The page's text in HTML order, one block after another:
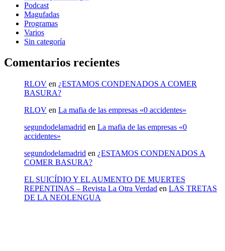
Podcast
Magufadas
Programas
Varios
Sin categoría
Comentarios recientes
RLOV en ¿ESTAMOS CONDENADOS A COMER
BASURA?
RLOV en La mafia de las empresas «0 accidentes»
segundodelamadrid en La mafia de las empresas «0
accidentes»
segundodelamadrid en ¿ESTAMOS CONDENADOS A
COMER BASURA?
EL SUICÍDIO Y EL AUMENTO DE MUERTES
REPENTINAS – Revista La Otra Verdad en LAS TRETAS
DE LA NEOLENGUA